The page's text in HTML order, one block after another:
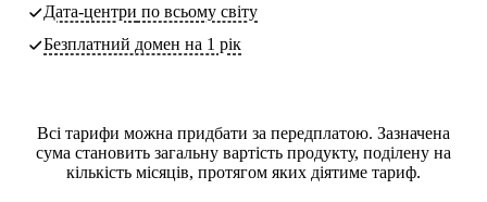
Дата-центри по всьому світу
Безплатний домен на 1 рік
Всі тарифи можна придбати за передплатою. Зазначена
сума становить загальну вартість продукту, поділену на
кількість місяців, протягом яких діятиме тариф.